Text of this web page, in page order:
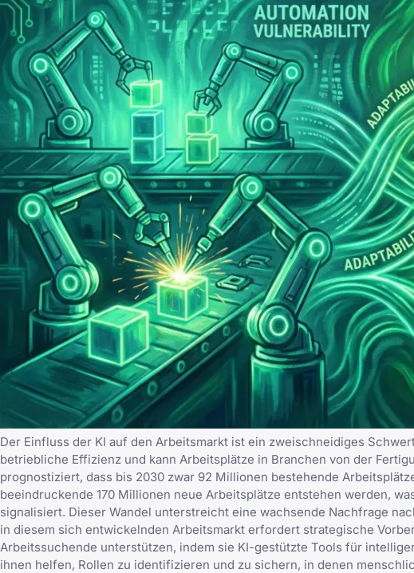
Der Einfluss der KI auf den Arbeitsmarkt ist ein zweischneidiges
betriebliche Effizienz und kann Arbeitsplätze in Branchen von der
prognostiziert, dass bis 2030 zwar 92 Millionen bestehende
beeindruckende 170 Millionen neue Arbeitsplätze entstehen werden,
signalisiert. Dieser Wandel unterstreicht eine wachsende Nachfrage
in diesem sich entwickelnden Arbeitsmarkt erfordert strategische
Arbeitssuchende unterstützen, indem sie KI-gestützte Tools für
ihnen helfen, Rollen zu identifizieren und zu sichern, in denen